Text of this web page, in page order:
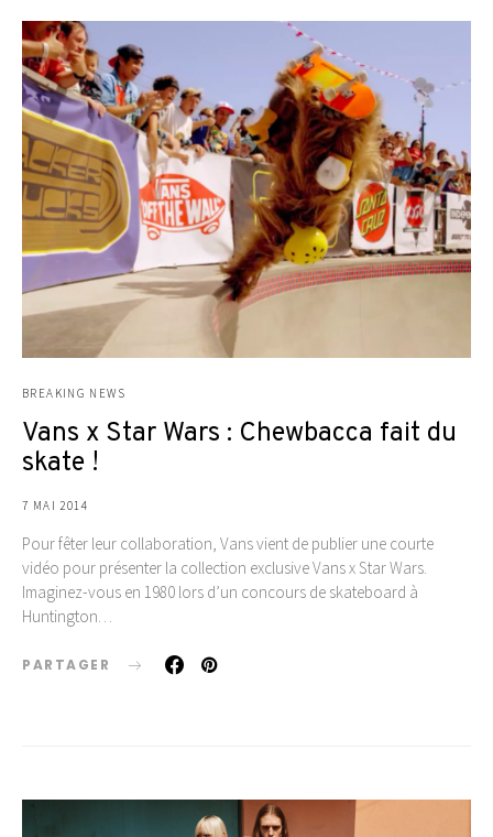
BREAKING NEWS
Vans x Star Wars : Chewbacca fait du
skate !
7 MAI 2014
Pour fêter leur collaboration, Vans vient de publier une courte
vidéo pour présenter la collection exclusive Vans x Star Wars.
Imaginez-vous en 1980 lors d’un concours de skateboard à
Huntington…
PARTAGER